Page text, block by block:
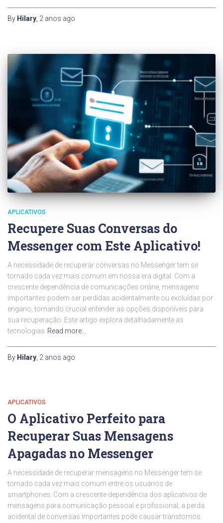
By Hilary 2 anos ago
APLICATIVOS
Recupere Suas Conversas do
Messenger com Este Aplicativo!
A necessidade de recuperar conversas no Messenger tem se
tornado cada vez mais comum em nossa era digital. Com a
crescente dependência de comunicações online, mensagens
importantes podem ser perdidas acidentalmente ou excluídas por
engano, tornando crucial entender as opções disponíveis para
sua recuperação. Este artigo explora detalhadamente as
tecnologias Read more…
By Hilary, 2 anos ago
APLICATIVOS
O Aplicativo Perfeito para
Recuperar Suas Mensagens
Apagadas no Messenger
A necessidade de recuperar mensagens no Messenger tem se
tornado cada vez mais comum entre os usuários de
smartphones. Com a crescente dependência dos aplicativos de
mensagens para comunicação pessoal e profissional, a perda
acidental de conversas importantes pode causar transtornos